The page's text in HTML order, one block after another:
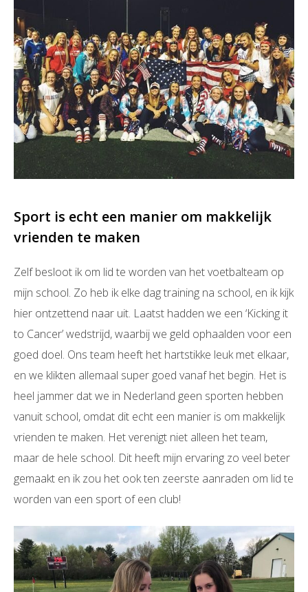
Sport is echt een manier om makkelijk
vrienden te maken
Zelf besloot ik om lid te worden van het voetbalteam op
mijn school. Zo heb ik elke dag training na school, en ik kijk
hier ontzettend naar uit. Laatst hadden we een ‘Kicking it
to Cancer’ wedstrijd, waarbij we geld ophaalden voor een
goed doel. Ons team heeft het hartstikke leuk met elkaar,
en we klikten allemaal super goed vanaf het begin. Het is
heel jammer dat we in Nederland geen sporten hebben
vanuit school, omdat dit echt een manier is om makkelijk
vrienden te maken. Het verenigt niet alleen het team,
maar de hele school. Dit heeft mijn ervaring zo veel beter
gemaakt en ik zou het ook ten zeerste aanraden om lid te
worden van een sport of een club!